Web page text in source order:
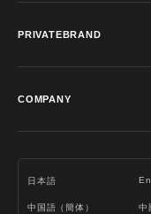
PRIVATEBRAND
COMPANY
日本語
中国語（簡体） 中